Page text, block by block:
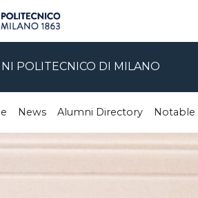
POLITECNICO DI MILANO
News Alumni Directory Notable